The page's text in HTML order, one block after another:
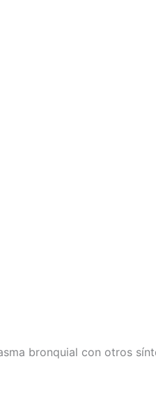
bronquial con otros